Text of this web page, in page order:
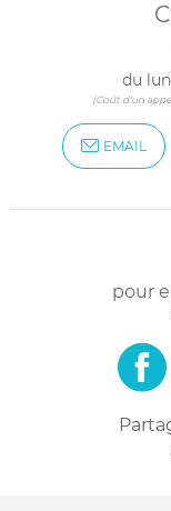
du
(Coût d'un
EMAIL
pour